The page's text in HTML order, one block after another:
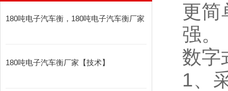
180吨电子汽车衡，180吨电子汽车衡厂家
180吨电子汽车衡厂家【技术】
更简
强。
数字
1、